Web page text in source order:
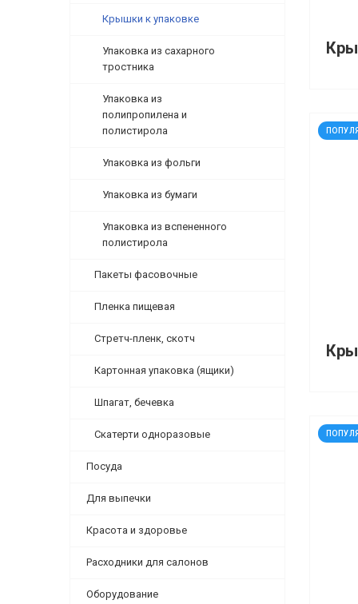
Крышки к упаковке
Упаковка из сахарного
тростника
Упаковка из
полипропилена и
полистирола
Упаковка из фольги
Упаковка из бумаги
Упаковка из вспененного
полистирола
Пакеты фасовочные
Пленка пищевая
Стретч-пленк, скотч
Картонная упаковка (ящики)
Шпагат, бечевка
Скатерти одноразовые
Посуда
Для выпечки
Красота и здоровье
Расходники для салонов
Оборудование
код:
код: